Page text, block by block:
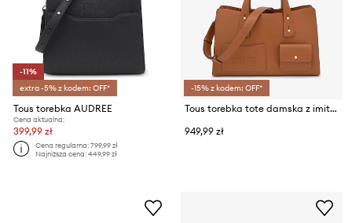
-11%
extra -5% z kodem: OFF*
Tous torebka AUDREE
Cena aktualna:
399,99 zł
Cena regularna:799,99 zł
Najniższa cena:449,99 zł
-15% z kodem: OFF*
Tous torebka tote damska z imitacji skóry
949,99 zł